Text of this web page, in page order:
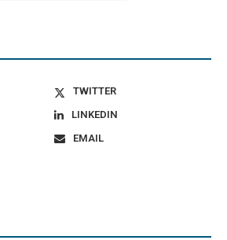
TWITTER
LINKEDIN
EMAIL